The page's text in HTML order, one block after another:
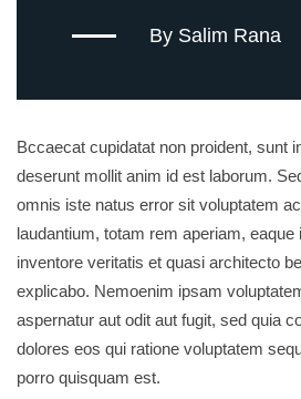
By Salim Rana
Bccaecat cupidatat non proident, sunt
deserunt mollit anim id est laborum.
omnis iste natus error sit voluptatem
laudantium, totam rem aperiam, eaque
inventore veritatis et quasi architecto
explicabo. Nemoenim ipsam
aspernatur aut odit aut fugit, sed quia
dolores eos qui ratione voluptatem
porro quisquam est.